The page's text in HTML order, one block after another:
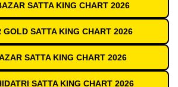
SATTA KING CHART 2026
GOLD SATTA KING CHART 2026
SATTA KING CHART 2026
SATTA KING CHART 2026